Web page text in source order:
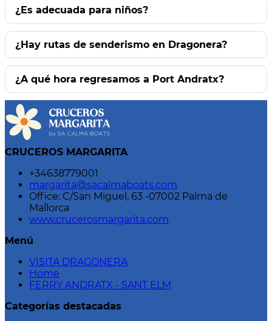
¿Es adecuada para niños?
¿Hay rutas de senderismo en Dragonera?
¿A qué hora regresamos a Port Andratx?
CRUCEROS MARGARITA
+34638779001
margarita@sacalmaboats.com
Office: C/San Miguel, 63 -07002 Palma de
Mallorca
www.crucerosmargarita.com
Menú
VISITA DRAGONERA
Home
FERRY ANDRATX - SANT ELM
Categorías destacadas